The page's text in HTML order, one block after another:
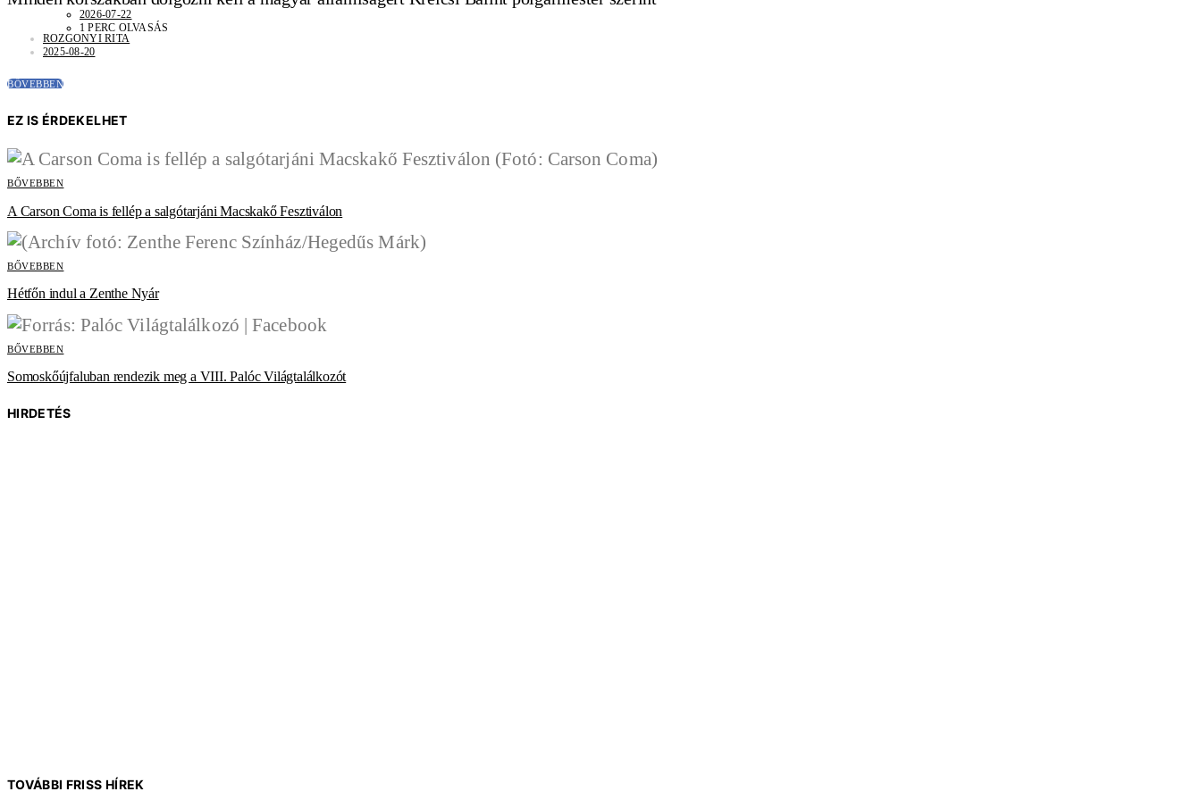
2026-07-22
1 PERC OLVASÁS
ROZGONYI RITA
2025-08-20
BŐVEBBEN
EZ IS ÉRDEKELHET
BŐVEBBEN
A Carson Coma is fellép a salgótarjáni Macskakő Fesztiválon
BŐVEBBEN
Hétfőn indul a Zenthe Nyár
BŐVEBBEN
Somoskőújfaluban rendezik meg a VIII. Palóc Világtalálkozót
HIRDETÉS
TOVÁBBI FRISS HÍREK